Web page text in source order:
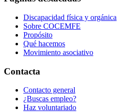
Discapacidad física y orgánica
Sobre COCEMFE
Propósito
Qué hacemos
Movimiento asociativo
Contacta
Contacto general
¿Buscas empleo?
Haz voluntariado